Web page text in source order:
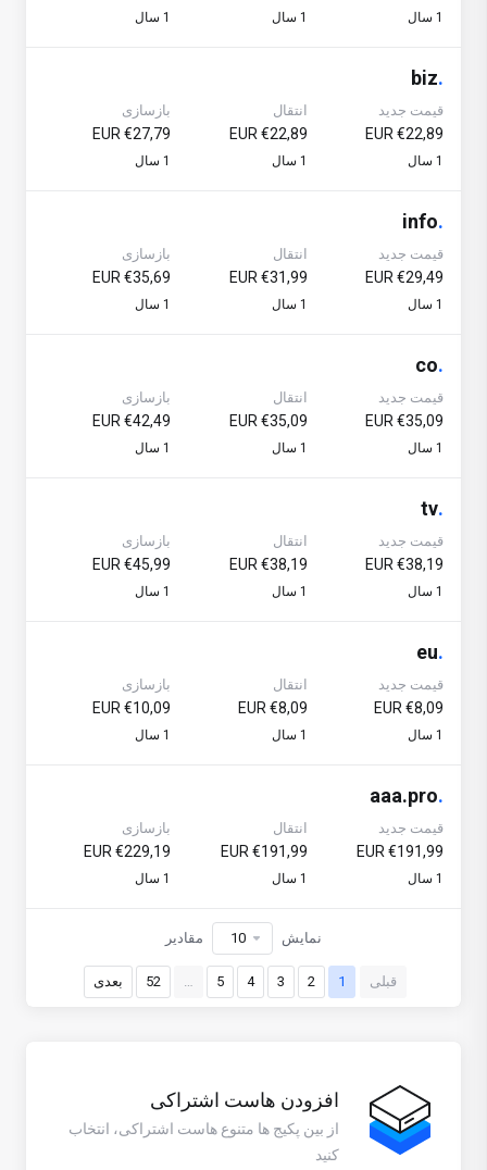
1 سال 1 سال 1 سال
.
biz
قیمت جدید
€22,89 EUR
1 سال
انتقال
€22,89 EUR
1 سال
بازسازی
€27,79 EUR
1 سال
.
info
قیمت جدید
€29,49 EUR
1 سال
انتقال
€31,99 EUR
1 سال
بازسازی
€35,69 EUR
1 سال
.
co
قیمت جدید
€35,09 EUR
1 سال
انتقال
€35,09 EUR
1 سال
بازسازی
€42,49 EUR
1 سال
.
tv
قیمت جدید
€38,19 EUR
1 سال
انتقال
€38,19 EUR
1 سال
بازسازی
€45,99 EUR
1 سال
.
eu
قیمت جدید
€8,09 EUR
1 سال
انتقال
€8,09 EUR
1 سال
بازسازی
€10,09 EUR
1 سال
.
aaa.pro
قیمت جدید
€191,99 EUR
1 سال
انتقال
€191,99 EUR
1 سال
بازسازی
€229,19 EUR
1 سال
قبلی 1
2
3
4
5
…
52 بعدی
نمایش مقادیر
افزودن هاست اشتراکی
از بین پکیج ها متنوع هاست اشتراکی، انتخاب
کنید